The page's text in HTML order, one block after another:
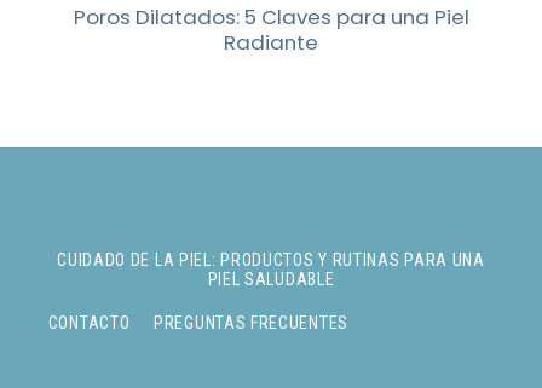
Poros Dilatados: 5 Claves para una Piel
Radiante
CUIDADO DE LA PIEL: PRODUCTOS Y RUTINAS PARA UNA
PIEL SALUDABLE
CONTACTO PREGUNTAS FRECUENTES